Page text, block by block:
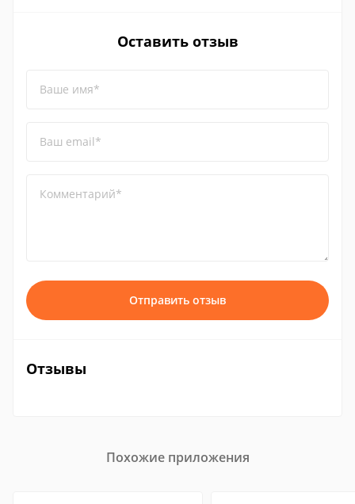
Оставить отзыв
Ваше имя*
Ваш email*
Комментарий*
Отправить отзыв
Отзывы
Похожие приложения